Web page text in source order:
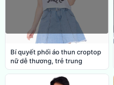
Bí quyết phối áo thun croptop
nữ dễ thương, trẻ trung